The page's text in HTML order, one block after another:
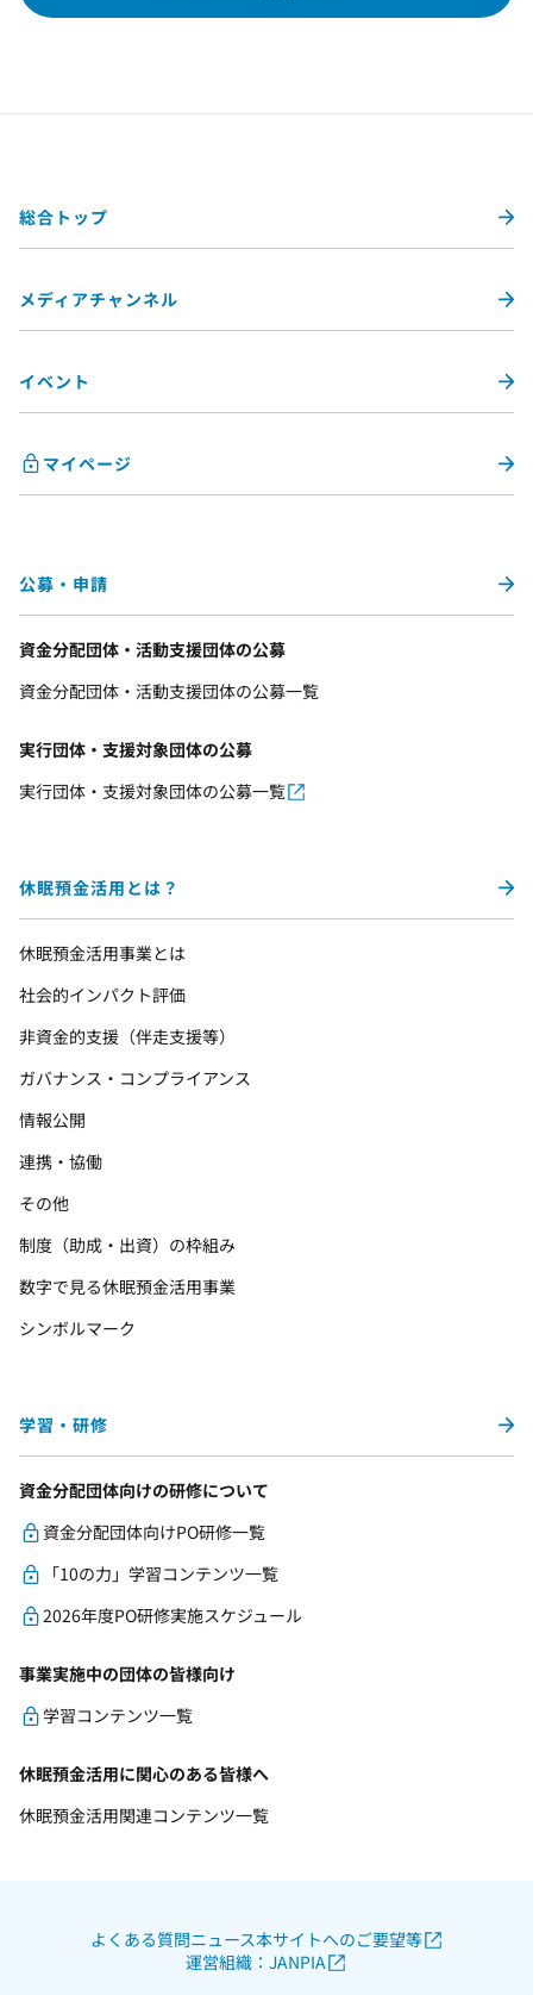
総合トップ
メディアチャンネル
イベント
マイページ
公募・申請
資金分配団体・活動支援団体の公募
資金分配団体・活動支援団体の公募一覧
実行団体・支援対象団体の公募
実行団体・支援対象団体の公募一覧
休眠預金活用とは？
休眠預金活用事業とは
社会的インパクト評価
非資金的支援（伴走支援等）
ガバナンス・コンプライアンス
情報公開
連携・協働
その他
制度（助成・出資）の枠組み
数字で見る休眠預金活用事業
シンボルマーク
学習・研修
資金分配団体向けの研修について
資金分配団体向けPO研修一覧
「10の力」学習コンテンツ一覧
2026年度PO研修実施スケジュール
事業実施中の団体の皆様向け
学習コンテンツ一覧
休眠預金活用に関心のある皆様へ
休眠預金活用関連コンテンツ一覧
よくある質問ニュース本サイトへのご要望等
運営組織：JANPIA